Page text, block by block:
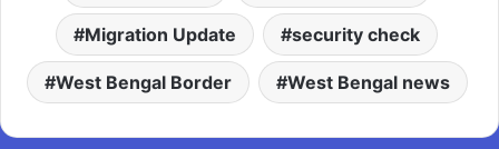
Migration Update security check
West Bengal Border West Bengal news